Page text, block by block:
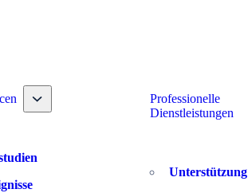
Toggle nav dropdown
Professionelle
Dienstleistungen
Unterstützung